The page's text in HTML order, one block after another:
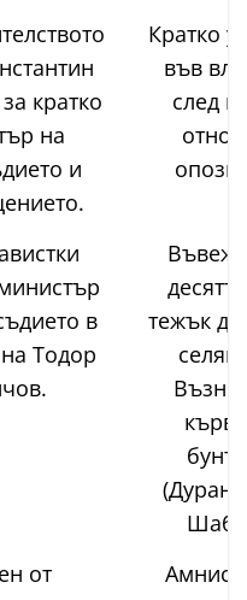
кратко
на
и
Кратко
във
след
в
Тодор
тежък
от